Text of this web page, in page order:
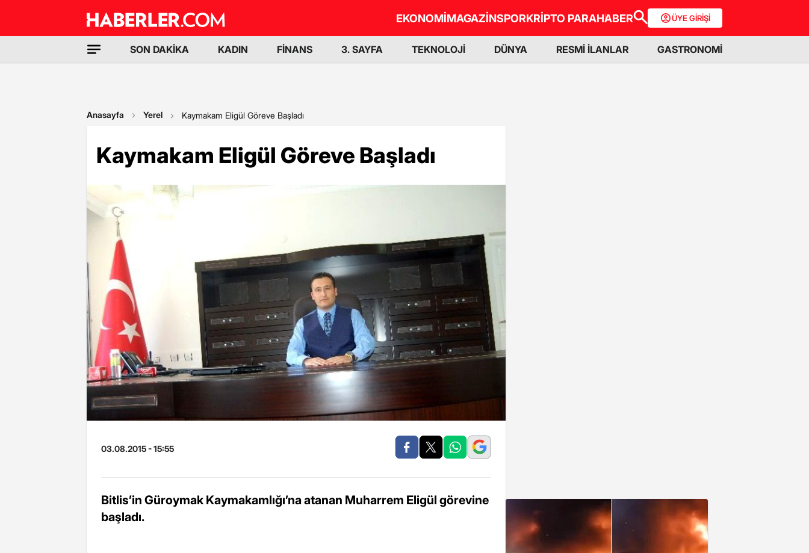
EKONOMİMAGAZİNSPORKRİPTO PARAHABER ÜYE GİRİŞİ
SON DAKİKA KADIN FİNANS 3. SAYFA TEKNOLOJİ DÜNYA RESMİ İLANLAR GASTRONOMİ
Anasayfa Yerel Kaymakam Eligül Göreve Başladı
Kaymakam Eligül Göreve Başladı
03.08.2015 - 15:55
Bitlis’in Güroymak Kaymakamlığı’na atanan Muharrem Eligül görevine
başladı.